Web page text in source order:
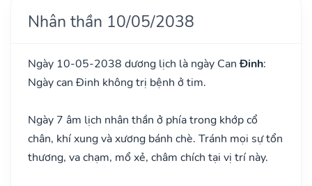
Nhân thần 10/05/2038
Ngày 10-05-2038 dương lịch là ngày CanĐinh:
Ngày can Đinh không trị bệnh ở tim.
Ngày 7 âm lịch nhân thần ở phía trong khớp cổ
chân, khí xung và xương bánh chè. Tránh mọi sự tổn
thương, va chạm, mổ xẻ, châm chích tại vị trí này.